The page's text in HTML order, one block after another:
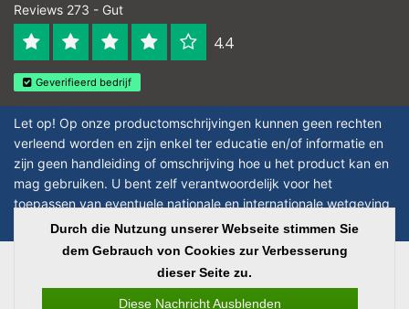
Reviews 273 - Gut
4.4
Geverifieerd bedrijf
Let op! Op onze productomschrijvingen kunnen geen rechten
verleend worden en zijn enkel ter educatie en/of informatie en
zijn geen handleiding of omschrijving hoe u het product kan en
mag gebruiken. U bent zelf verantwoordelijk voor het
toepassen van eventuele nationale en internationale wetgeving
omtrent het gebruik van chemicaliën.
InStijl Media | Alle Preise verstehen sich ohne
Durch die Nutzung unserer Webseite stimmen Sie
dem Gebrauch von Cookies zur Verbesserung
dieser Seite zu.
Diese Nachricht Ausblenden